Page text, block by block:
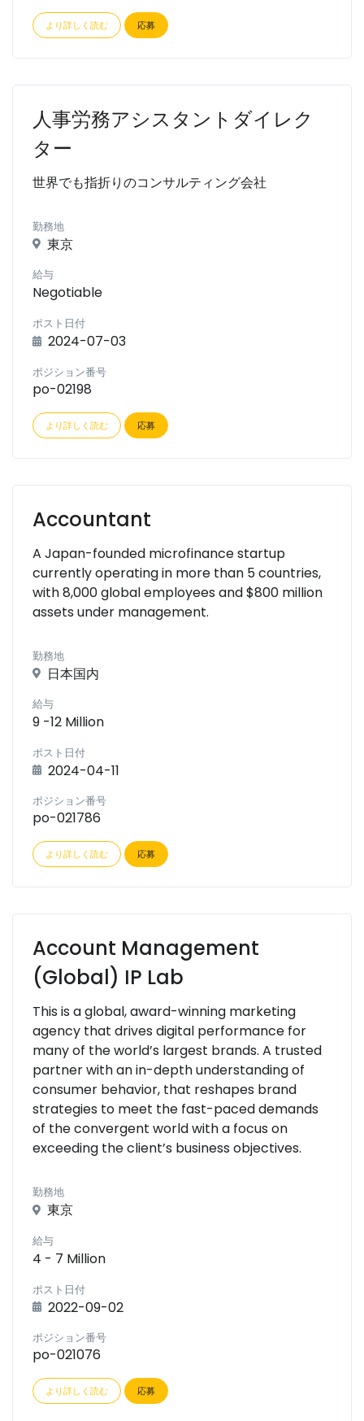
より詳しく読む 応募
人事労務アシスタントダイレク
ター
世界でも指折りのコンサルティング会社
勤務地
東京
給与
Negotiable
ポスト日付
2024-07-03
ポジション番号
po-02198
より詳しく読む 応募
Accountant
A Japan-founded microfinance startup
currently operating in more than 5 countries,
with 8,000 global employees and $800 million
assets under management.
勤務地
日本国内
給与
9 -12 Million
ポスト日付
2024-04-11
ポジション番号
po-021786
より詳しく読む 応募
Account Management
(Global) IP Lab
This is a global, award-winning marketing
agency that drives digital performance for
many of the world’s largest brands. A trusted
partner with an in-depth understanding of
consumer behavior, that reshapes brand
strategies to meet the fast-paced demands
of the convergent world with a focus on
exceeding the client’s business objectives.
勤務地
東京
給与
4 - 7 Million
ポスト日付
2022-09-02
ポジション番号
po-021076
より詳しく読む 応募